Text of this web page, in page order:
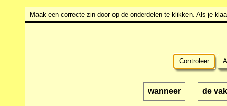
Maak een correcte zin door op de onderdelen te klikken. Als je
Controleer
wanneer de